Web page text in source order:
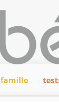
famille